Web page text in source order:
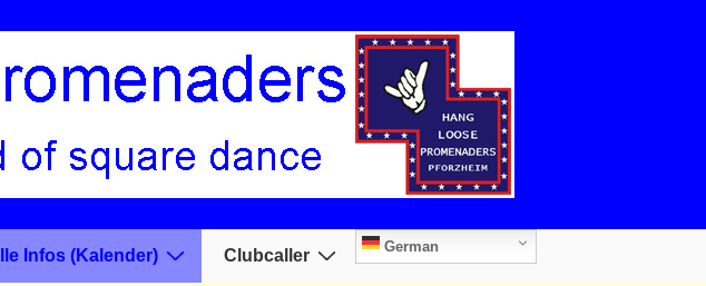
Infos (Kalender) Clubcaller German